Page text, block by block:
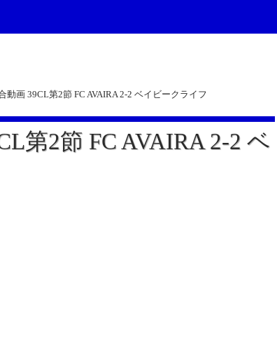
動画 39CL第2節 FC AVAIRA 2-2 ベイビークライフ
第2節 FC AVAIRA 2-2 ベ